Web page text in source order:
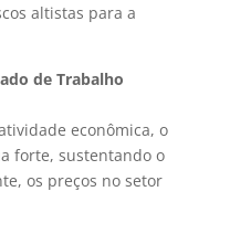
altistas para a
de Trabalho
econômica, o
forte, sustentando o
os preços no setor